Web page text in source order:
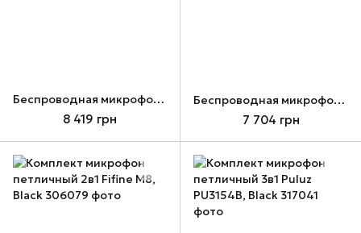
Беспроводная микрофонная система AKG WMS40 Mini Instrumental Set BD ISM2
8 419 грн
Беспроводная микрофонная система AKG WMS40 Mini Vocal Set BD ISM1
7 704 грн